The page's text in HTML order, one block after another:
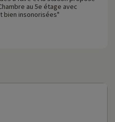
au 5e étage avec
bien insonorisées"